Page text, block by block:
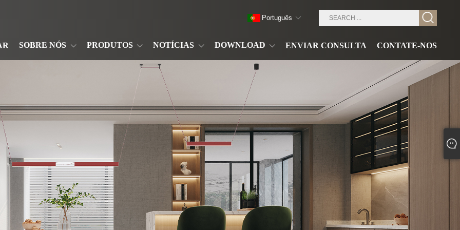
SOBRE NÓS PRODUTOS NOTÍCIAS DOWNLOAD ENVIAR CONSULTA CONTATE-NOS
Português